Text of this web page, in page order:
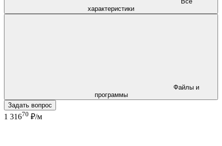
характеристики
программы
Задать вопрос
1 31670 ₽/м